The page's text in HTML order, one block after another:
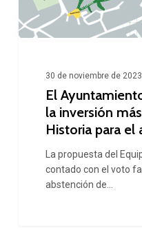
inversión
grande
Historia
30 de noviembre de 2023
El
la inversión
Historia para el
La propuesta del
contado con el voto
abstención de…